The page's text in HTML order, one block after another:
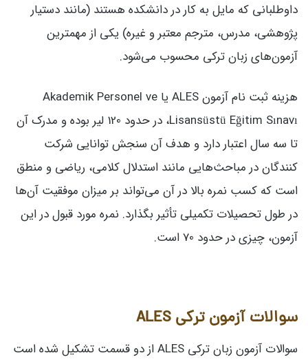
داوطلبانی که مایل به کار در دانشکده هستند (مانند دستیار
پژوهشی، مدرس، مترجم معتبر و غیره) یکی از مهمترین
آزمون‌های زبان ترکی محسوب می‌شود.
هزینه ثبت نام آزمون ALES یا Akademik Personel ve
Lisansüstü Eğitim Sınavı، در حدود 120 لیر بوده و مدرک آن
تا سه سال اعتبار دارد و هدف آن سنجش توانایی شرکت
کنندگان در مباحث‌هایی مانند استدلال کلامی، ریاضی و منطق
است که کسب نمره بالا در آن می‌تواند بر میزان موفقیت آن‌ها
در طول تحصیلات تکمیلی تأثیر بگذارد. نمره مورد قبول در این
آزمون، چیزی در حدود 70 است.
سوالات آزمون ترکی ALES
سوالات آزمون زبان ترکی ALES از دو قسمت تشکیل شده است